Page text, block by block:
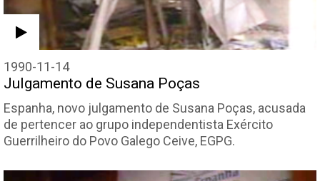
1990-11-14
Julgamento de Susana Poças
Espanha, novo julgamento de Susana Poças, acusada
de pertencer ao grupo independentista Exército
Guerrilheiro do Povo Galego Ceive, EGPG.